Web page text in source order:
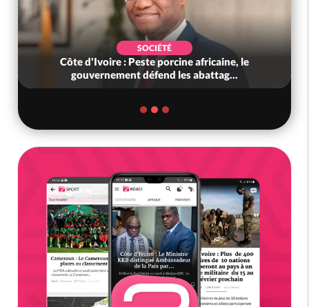
SOCIÉTÉ
Côte d'Ivoire : Peste porcine africaine, le
gouvernement défend les abattag...